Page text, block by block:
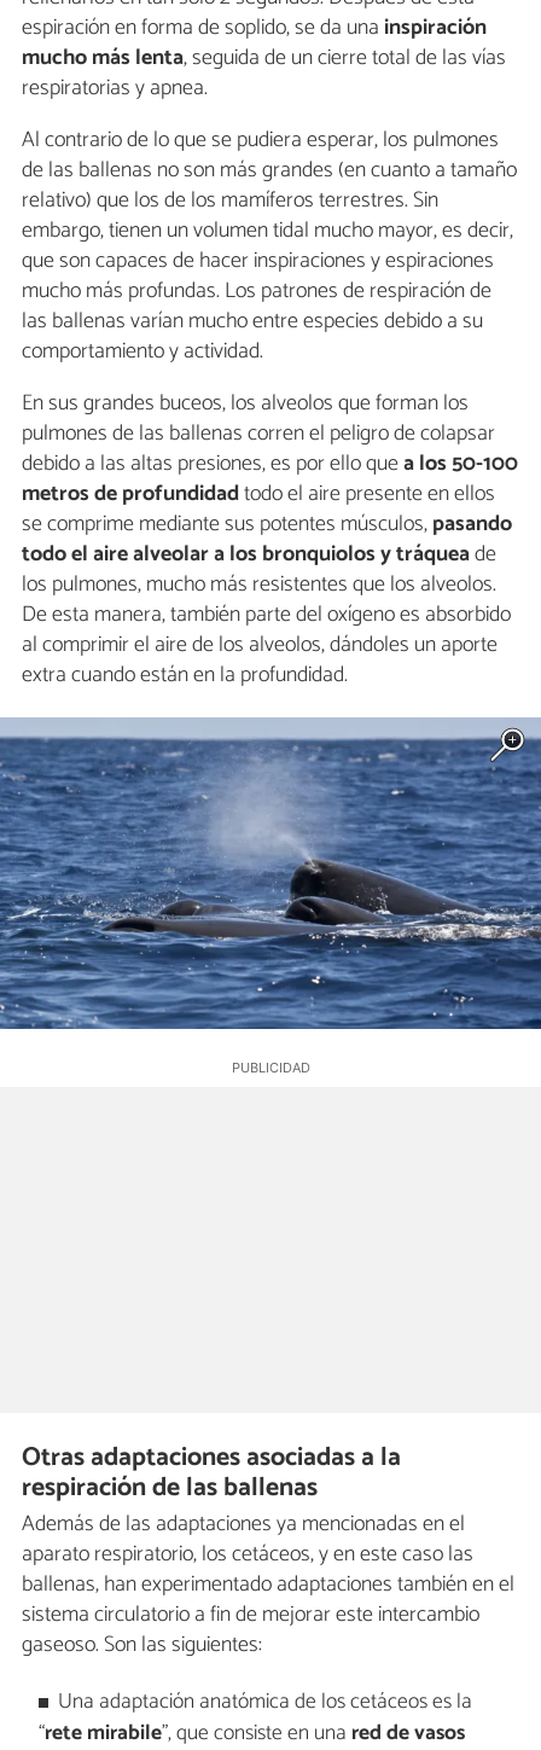
espiración en forma de soplido, se da una inspiración
mucho más lenta, seguida de un cierre total de las vías
respiratorias y apnea.
Al contrario de lo que se pudiera esperar, los pulmones
de las ballenas no son más grandes (en cuanto a tamaño
relativo) que los de los mamíferos terrestres. Sin
embargo, tienen un volumen tidal mucho mayor, es decir,
que son capaces de hacer inspiraciones y espiraciones
mucho más profundas. Los patrones de respiración de
las ballenas varían mucho entre especies debido a su
comportamiento y actividad.
En sus grandes buceos, los alveolos que forman los
pulmones de las ballenas corren el peligro de colapsar
debido a las altas presiones, es por ello quea los 50-100
metros de profundidadtodo el aire presente en ellos
se comprime mediante sus potentes músculos,pasando
todo el aire alveolar a los bronquiolosy tráqueade
los pulmones, mucho más resistentes que los alveolos.
De esta manera, también parte del oxígeno es absorbido
al comprimir el aire de los alveolos, dándoles un aporte
extra cuando están en la profundidad.
Otras adaptaciones asociadas a la
respiración de las ballenas
Además de las adaptaciones ya mencionadas en el
aparato respiratorio, los cetáceos, y en este caso las
ballenas, han experimentado adaptaciones también en el
sistema circulatorio a fin de mejorar este intercambio
gaseoso. Son las siguientes:
Una adaptación anatómica de los cetáceos es la
“rete mirabile”, que consiste en una red de vasos